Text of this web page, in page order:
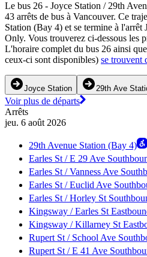
Le bus 26 - Joyce Station / 29th
43 arrêts de bus à Vancouver. Ce
Station (Bay 4) et se termine à
Only. Vous trouverez ci-dessous les
L'horaire complet du bus 26 ainsi
ceux-ci sont disponibles) se trouvent
Joyce Station 29th Ave
Voir plus de départs
Arrêts
jeu. 6 août 2026
29th Avenue Station (Bay 4)
Earles St / E 29 Ave
Earles St / Vanness Ave
Earles St / Euclid Ave
Earles St / Horley St
Kingsway / Earles St
Kingsway / Killarney St
Rupert St / School Ave
Rupert St / E 41 Ave